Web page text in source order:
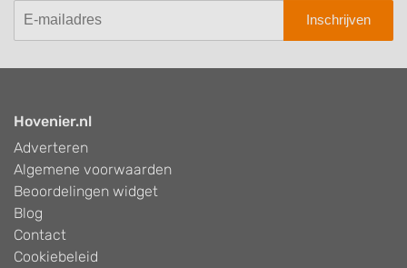
Inschrijven
Hovenier.nl
Adverteren
Algemene voorwaarden
Beoordelingen widget
Blog
Contact
Cookiebeleid